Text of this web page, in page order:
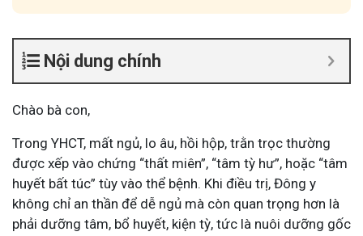
Nội dung chính
Chào bà con,
Trong YHCT, mất ngủ, lo âu, hồi hộp, trằn trọc thường
được xếp vào chứng “thất miên”, “tâm tỳ hư”, hoặc “tâm
huyết bất túc” tùy vào thể bệnh. Khi điều trị, Đông y
không chỉ an thần để dễ ngủ mà còn quan trọng hơn là
phải dưỡng tâm, bổ huyết, kiện tỳ, tức là nuôi dưỡng gốc